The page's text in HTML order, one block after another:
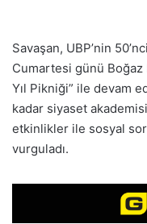
Savaşan, UBP’nin
Cumartesi günü Boğaz
Yıl Pikniği” ile devam
kadar siyaset
etkinlikler ile sosyal
vurguladı.